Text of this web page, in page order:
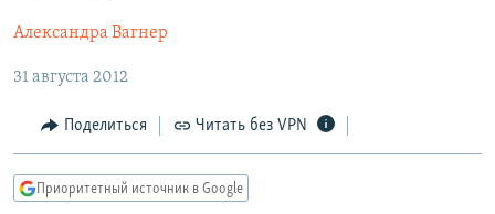
содержанию
Вернутся
главной
навигации
АВТОРСКИЕ ПРОЕКТЫ
ЦИТАТЫ СВОБОДЫ
МНЕНИЯ
КУЛЬТУРА
IDEL.РЕАЛИИ
Александра Вагнер
31 августа 2012
Поделиться Читать без VPN
Приоритетный источник в Google